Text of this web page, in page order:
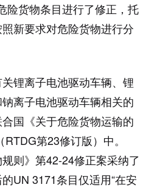
险货物条目进行了修正，托
新要求对危险货物进行分
锂离子电池驱动车辆、锂
离子电池驱动车辆相关的
国《关于危险货物运输的
第23修订版）中。
规则》第42-24修正案采纳了
UN 3171条目仅适用“在安